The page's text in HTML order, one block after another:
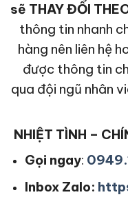
sẽ THAY ĐỔI
thông tin nhanh
hàng nên liên hệ
được thông tin
qua đội ngũ nhân
NHIỆT TÌNH –
Gọi ngay:
Inbox Zalo: